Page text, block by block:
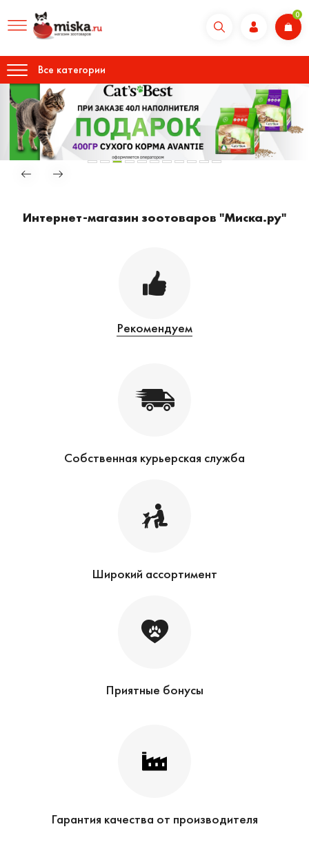
0
Все категории
Интернет-магазин зоотоваров "Миска.ру"
Рекомендуем
Собственная курьерская служба
Широкий ассортимент
Приятные бонусы
Гарантия качества от производителя